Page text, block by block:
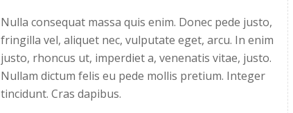
Nulla consequat massa quis enim. Donec pede justo,
fringilla vel, aliquet nec, vulputate eget, arcu. In enim
justo, rhoncus ut, imperdiet a, venenatis vitae, justo.
Nullam dictum felis eu pede mollis pretium. Integer
tincidunt. Cras dapibus.